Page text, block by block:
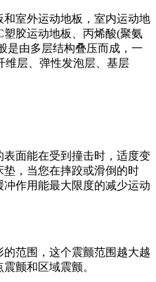
室外运动地板，室内运动地
胶运动地板、丙烯酸(聚氨
是由多层结构叠压而成，一
维层、弹性发泡层、基层
面能在受到撞击时，适度变
，当您在摔跤或滑倒的时
作用能最大限度的减少运动
范围，这个震颤范围越大越
颤和区域震颤。